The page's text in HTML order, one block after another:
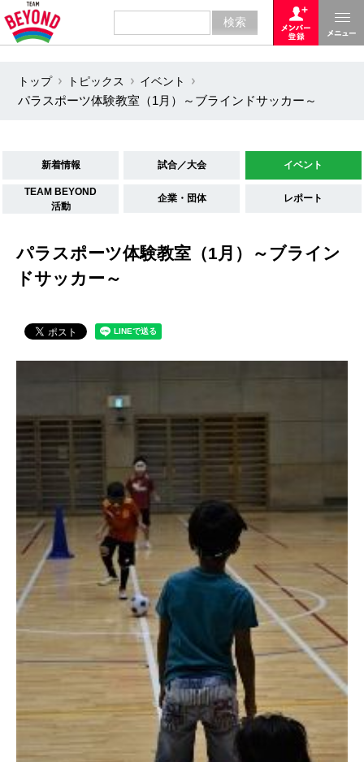
トップ トピックス
イベント
パラスポーツ体験教室（1月）～ブラインドサッカー～
新着情報 試合／大会 イベント
TEAM BEYOND
活動
企業・団体 レポート
パラスポーツ体験教室（1月）～ブライン
ドサッカー～